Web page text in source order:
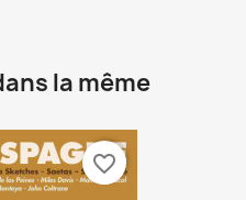
la même
favorite_border